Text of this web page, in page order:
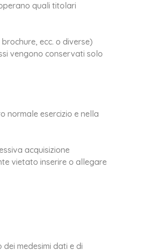
quali titolari
ecc. o diverse)
vengono conservati solo
normale esercizio e nella
acquisizione
vietato inserire o allegare
medesimi dati e di